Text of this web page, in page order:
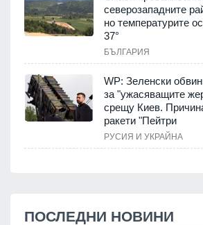
северозападните
но температурите
37°
БЪЛГАРИЯ
WP: Зеленски
за "ужасяващите
срещу Киев.
ракети "Пейтри
РУСИЯ И УКРАЙНА
ПОСЛЕДНИ НОВИНИ